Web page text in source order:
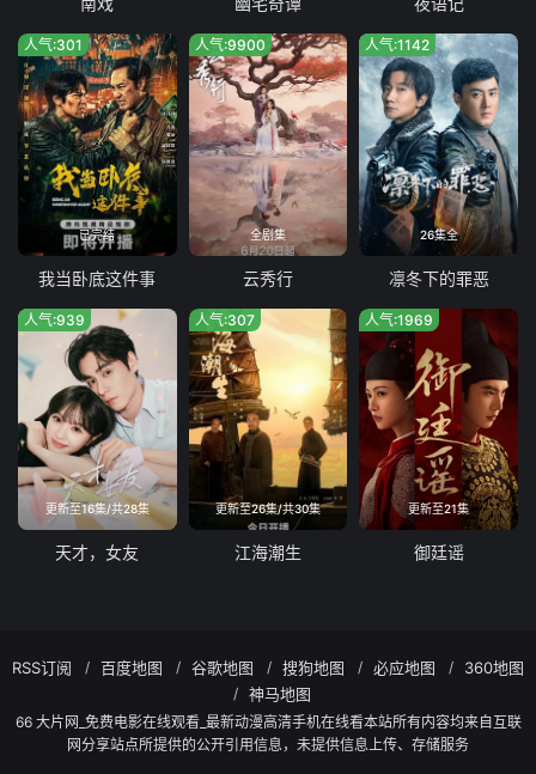
已完结
人气:301
我当卧底这件事
全剧集
人气:9900
云秀行
26集全
人气:1142
凛冬下的罪恶
更新至16集/共28集
人气:939
天才，女友
更新至26集/共30集
人气:307
江海潮生
更新至21集
人气:1969
御廷谣
RSS订阅 百度地图 谷歌地图 搜狗地图 必应地图
360地图
神马地图
66 大片网_免费电影在线观看_最新动漫高清手机在线看本站所有内容均来自互联
网分享站点所提供的公开引用信息，未提供信息上传、存储服务